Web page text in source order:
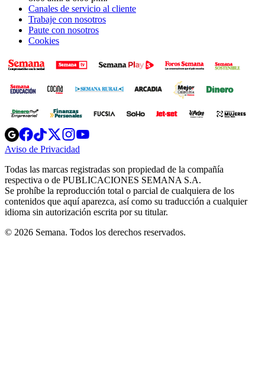
Canales de servicio al cliente
Trabaje con nosotros
Paute con nosotros
Cookies
Opens
in
new
Opens
in
new
Opens
in
new
window
Opens
new
windowwindow
Aviso de Privacidad
new
window
Todas las marcas registradas son propiedad de la compañía
respectiva o de PUBLICACIONES SEMANA S.A.
Se prohíbe la reproducción total o parcial de cualquiera de los
contenidos que aquí aparezca, así como su traducción a cualquier
idioma sin autorización escrita por su titular.
© 2026 Semana. Todos los derechos reservados.